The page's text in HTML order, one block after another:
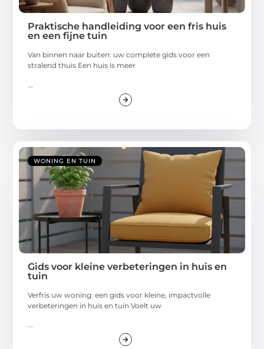
Praktische handleiding voor een fris huis
en een fijne tuin
Van binnen naar buiten: uw complete gids voor een
stralend thuis Een huis is meer
WONING EN TUIN
Gids voor kleine verbeteringen in huis en
tuin
Verfris uw woning: een gids voor kleine, impactvolle
verbeteringen in huis en tuin Voelt uw
...